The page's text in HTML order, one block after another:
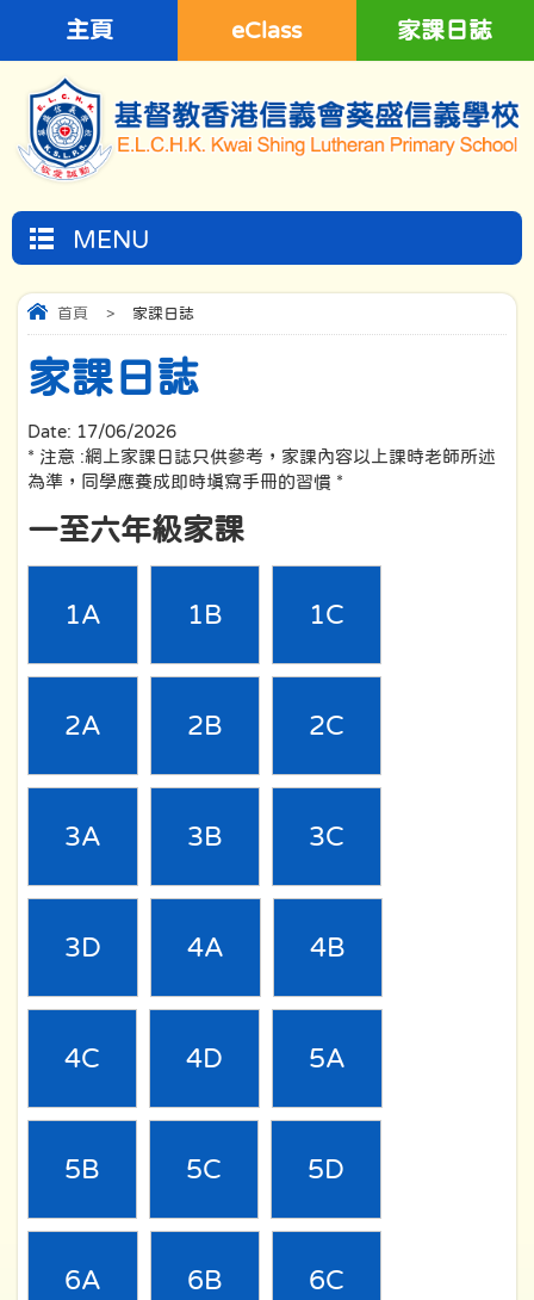
主頁 eClass 家課日誌
MENU
首頁 > 家課日誌
家課日誌
Date: 17/06/2026
* 注意 :網上家課日誌只供參考，家課內容以上課時老師所述
為準，同學應養成即時填寫手冊的習慣 *
一至六年級家課
1A 1B 1C
2A 2B 2C
3A 3B 3C
3D 4A 4B
4C 4D 5A
5B 5C 5D
6A 6B 6C